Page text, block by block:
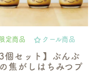
限定商品 クール商品
3個セット】ぶんぶ
焦がしはちみつプ